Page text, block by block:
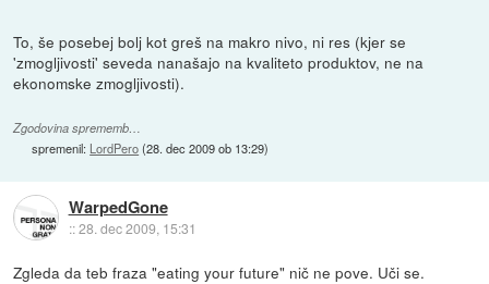
To, še posebej bolj kot greš na makro nivo, ni res (kjer se
'zmogljivosti' seveda nanašajo na kvaliteto produktov, ne na
ekonomske zmogljivosti).
Zgodovina sprememb…
spremenil: LordPero(28. dec 2009 ob 13:29)
WarpedGone
::28. dec 2009, 15:31
Zgleda da teb fraza "eating your future" nič ne pove. Uči se.